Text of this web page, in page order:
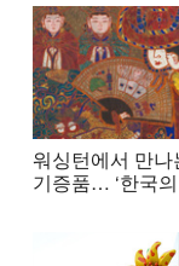
워싱턴에서 만나
기증품… ‘한국의